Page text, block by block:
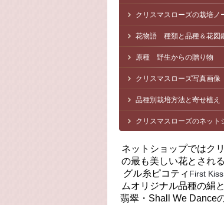
クリスマスローズの栽培ノ
花物語 種類と品種＆花図
原種 野生からの贈り物
クリスマスローズ写真画像
品種別栽培方法と寄せ植え
クリスマスローズのネット
ネットショップではク
の最も美しい花とされ
グル糸ピコティ First Kiss
ムオリジナル品種の絹
翡翠・Shall We Dance